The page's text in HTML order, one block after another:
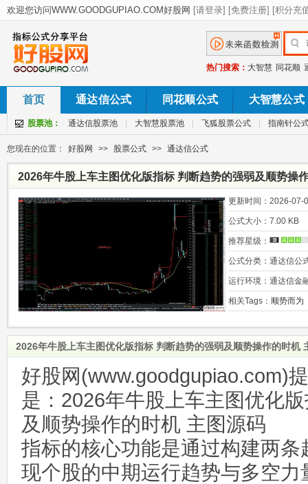
热门搜索： 大智慧 同花顺
首页 通达信公式 同花顺公式 大智慧公式
股票池： 通达信股票池 大智慧股票池 飞狐股票公式 指南针公
您现在的位置： 好股网 >> 股票公式 >> 通达信公式
2026年牛股上车主图优化版指标 判断趋势的强弱及顺势操
更新时间： 2026-07-
公式大小： 7.00 KB
推荐星级：
公式分类： 通达信公
运行环境： 通达信金
相关Tags： 顺势而为
2026年牛股上车主图优化版指标 判断趋势的强弱及顺势操作的时机
好股网(www.goodgupiao.com)
是：2026年牛股上车主图优化
及顺势操作的时机 主图源码
指标的核心功能是通过构建两
现个股的中期运行趋势与多空